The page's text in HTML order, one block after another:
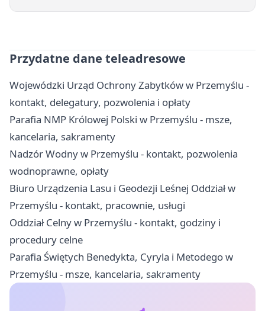
Przydatne dane teleadresowe
Wojewódzki Urząd Ochrony Zabytków w Przemyślu -
kontakt, delegatury, pozwolenia i opłaty
Parafia NMP Królowej Polski w Przemyślu - msze,
kancelaria, sakramenty
Nadzór Wodny w Przemyślu - kontakt, pozwolenia
wodnoprawne, opłaty
Biuro Urządzenia Lasu i Geodezji Leśnej Oddział w
Przemyślu - kontakt, pracownie, usługi
Oddział Celny w Przemyślu - kontakt, godziny i
procedury celne
Parafia Świętych Benedykta, Cyryla i Metodego w
Przemyślu - msze, kancelaria, sakramenty